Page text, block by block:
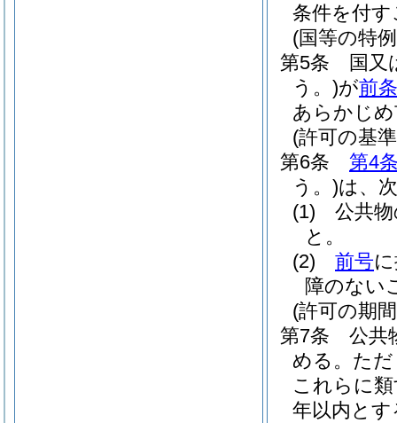
条件を付
(国等の特
第5条
国又
う。)が前
あらかじ
(許可の基
第6条
第4
う。)は、
(1)
公共
と。
(2)
前号
障のない
(許可の期
第7条
公共
める。 た
これらに
年以内と